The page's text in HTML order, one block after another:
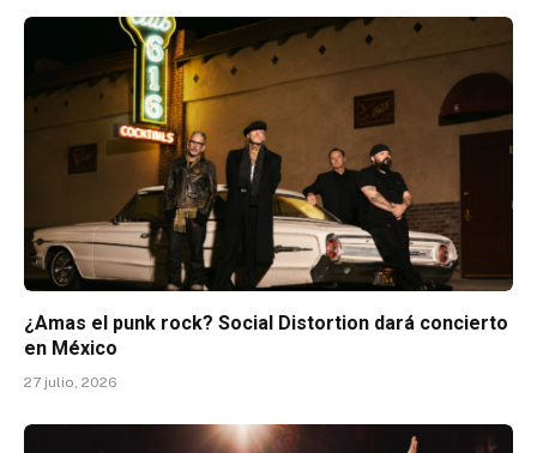
¿Amas el punk rock? Social Distortion dará concierto
en México
27 julio, 2026